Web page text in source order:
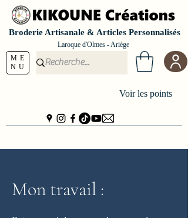
Broderie Artisanale & Articles Personnalisés
Laroque d'Olmes - Ariège
ME
NU
Voir les points
Mon travail :